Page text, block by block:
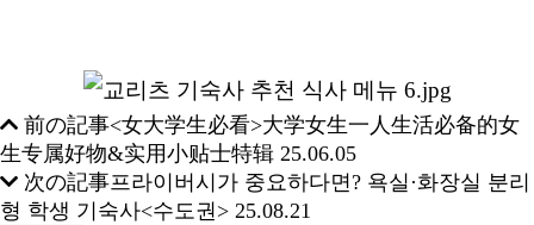
前の記事<女大学生必看>大学女生一人生活必备的女
生专属好物&实用小贴士特辑 25.06.05
次の記事프라이버시가 중요하다면? 욕실·화장실 분리
형 학생 기숙사<수도권> 25.08.21